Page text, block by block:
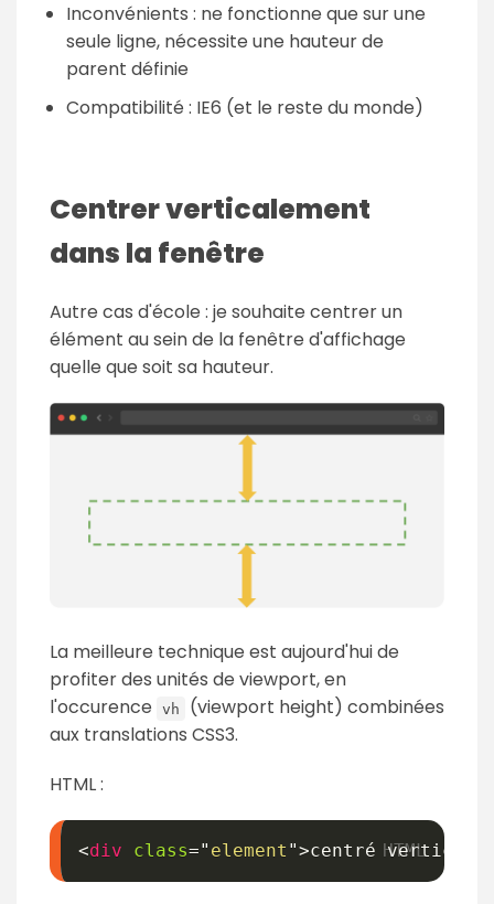
Inconvénients : ne fonctionne que sur une
seule ligne, nécessite une hauteur de
parent définie
Compatibilité : IE6 (et le reste du monde)
Centrer verticalement
dans la fenêtre
Autre cas d'école : je souhaite centrer un
élément au sein de la fenêtre d'affichage
quelle que soit sa hauteur.
La meilleure technique est aujourd'hui de
profiter des unités de viewport, en
l'occurence
vh
(viewport height) combinées
aux translations CSS3.
HTML :
<div class=" element ">centré